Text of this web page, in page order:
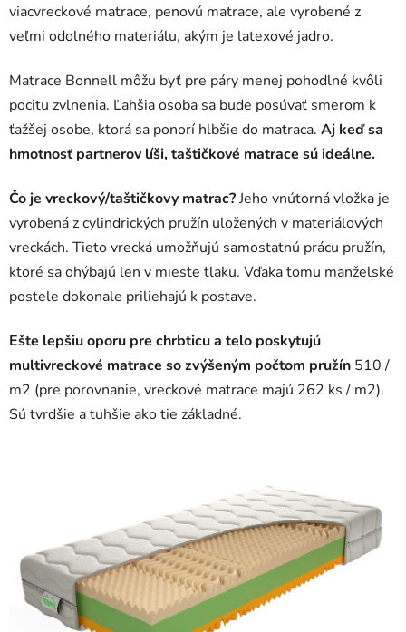
viacvreckové matrace, penovú matrace, ale vyrobené z
veľmi odolného materiálu, akým je latexové jadro.
Matrace Bonnell môžu byť pre páry menej pohodlné kvôli
pocitu zvlnenia. Ľahšia osoba sa bude posúvať smerom k
ťažšej osobe, ktorá sa ponorí hlbšie do matraca. Aj keď sa
hmotnosť partnerov líši, taštičkové matrace sú ideálne.
Čo je vreckový/taštičkovy matrac?Jeho vnútorná vložka je
vyrobená z cylindrických pružín uložených v materiálových
vreckách. Tieto vrecká umožňujú samostatnú prácu pružín,
ktoré sa ohýbajú len v mieste tlaku. Vďaka tomu manželské
postele dokonale priliehajú k postave.
Ešte lepšiu oporu pre chrbticu a telo poskytujú
multivreckové matrace so zvýšeným počtom pružín 510 /
m2 (pre porovnanie, vreckové matrace majú 262 ks / m2).
Sú tvrdšie a tuhšie ako tie základné.